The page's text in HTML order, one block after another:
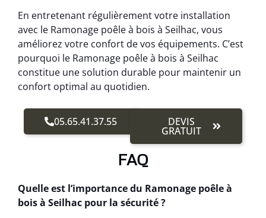
En entretenant régulièrement votre installation
avec le Ramonage poêle à bois à Seilhac, vous
améliorez votre confort de vos équipements. C’est
pourquoi le Ramonage poêle à bois à Seilhac
constitue une solution durable pour maintenir un
confort optimal au quotidien.
05.65.41.37.55 DEVIS
GRATUIT
FAQ
Quelle est l’importance du Ramonage poêle à
bois à Seilhac pour la sécurité ?